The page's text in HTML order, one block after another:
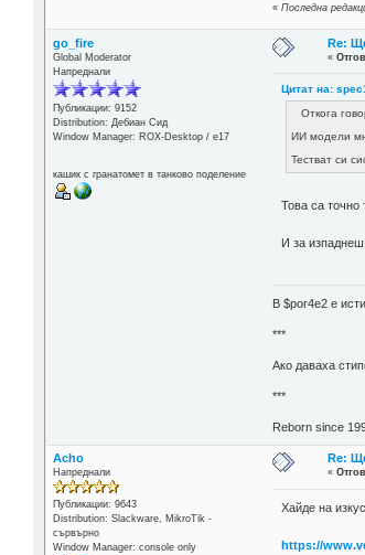
«Последна
go_fire
Global Moderator
Напреднали
Публикации: 9152
Distribution: Дебиан Сид
Window Manager: ROX-Desktop / е17
кашик с гранатомет в танково поделение
Re:
«
Цитат на:
Откога
ИИ модели
Тестват си
Това са точно
И за
В $por4e2 e
***
Aко даваха
***
Reborn since
Acho
Напреднали
Публикации: 9643
Distribution: Slackware, MikroTik -
сървърно
Window Manager: console only
Re:
«
Хайде на
https://